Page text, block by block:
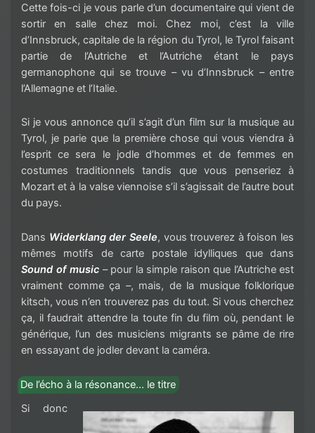
Cette fois-ci je vous parle d’un documentaire qui vient de
sortir en salle chez moi. Chez moi, c’est la ville
d’Innsbruck, capitale de la région du Tyrol, le Tyrol faisant
partie de l’Autriche et l’Autriche étant le pays
germanophone qui se trouve – vu d’Innsbruck – entre
l’Allemagne et l’Italie.
Si je vous annonce qu’il s’agit d’un film sur la musique au
Tyrol, je parie que la première chose qui vous viendra à
l’esprit ce sera le jodle d’hommes et de femmes en
costumes traditionnels tandis que vous penseriez à
Mozart et à la valse viennoise s’il s’agissait de l’autre bout
du pays.
Dans Widerklang der Seele, vous trouverez à foison les
mêmes motifs de carte postale idylliques que dans
Sound of music – pour la simple raison que l’Autriche est
vraiment comme ça –, mais, de la musique folklorique
kitsch, vous n’en trouverez pas du tout. Si vous cherchez
ça, il faudrait attendre la toute fin du film où, pendant le
générique, l’un des musiciens migrants se pâme de rire
en essayant de jodler devant la caméra.
De l’écho à la résonance… le titre
Si donc